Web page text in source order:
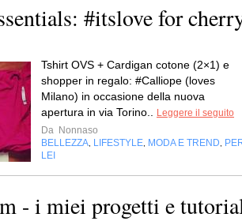
#itslove for
Tshirt OVS + Cardigan cotone (2×1) e
shopper in regalo: #Calliope (loves
Milano) in occasione della nuova
apertura in via Torino..
Leggere il seguito
Da Nonnaso
BELLEZZA LIFESTYLE MODA E TREND
LEI
- i miei progetti e